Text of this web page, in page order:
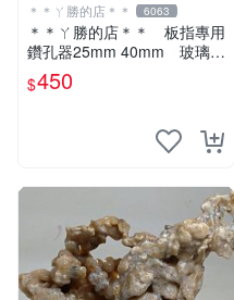
＊＊ㄚ勝的店＊＊ 6063
＊＊ㄚ勝的店＊＊ 板指專用
鑽孔器25mm 40mm 玻璃玉
石等硬物使用～
$450